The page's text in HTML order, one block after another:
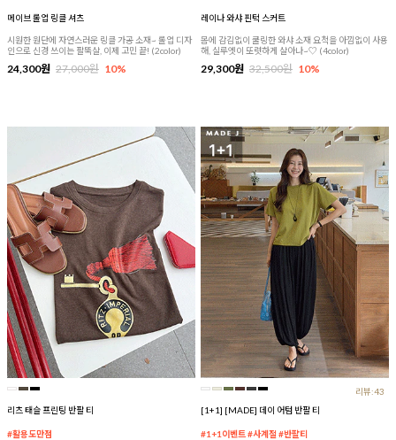
메이브 롤업 링클 셔츠
시원한 원단에 자연스러운 링클 가공 소재~ 롤업 디자
인으로 신경 쓰이는 팔뚝살, 이제 고민 끝! (2color)
24,300원 27,000원 10%
레이나 와샤 핀턱 스커트
몸에 감김없이 쿨링한 와샤 소재 요척을 아낌없이 사용
해, 실루엣이 또렷하게 살아나~♡ (4color)
29,300원 32,500원 10%
리츠 태슬 프린팅 반팔 티
#활용도만점
리뷰:43
[1+1] [MADE] 데이 어텀 반팔 티
#1+1이벤트 #사계절 #반팔티